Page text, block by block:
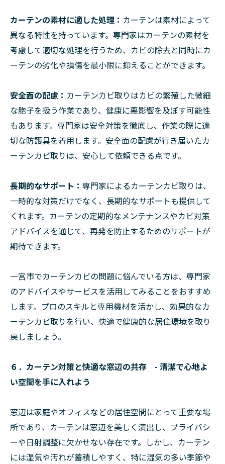
カーテンの素材に適した処理： カーテンは素材によって
異なる特性を持っています。専門家はカーテンの素材を
考慮して適切な処理を行うため、カビの除去と同時にカ
ーテンの劣化や損傷を最小限に抑えることができます。
安全面の配慮： カーテンカビ取りはカビの繁殖した微細
な胞子を扱う作業であり、健康に悪影響を及ぼす可能性
もあります。専門家は安全対策を徹底し、作業の際に適
切な防護具を着用します。安全面の配慮が行き届いたカ
ーテンカビ取りは、安心して依頼できる点です。
長期的なサポート： 専門家によるカーテンカビ取りは、
一時的な対策だけでなく、長期的なサポートも提供して
くれます。カーテンの定期的なメンテナンスやカビ対策
アドバイスを通じて、再発を防止するためのサポートが
期待できます。
一宮市でカーテンカビの問題に悩んでいる方は、専門家
のアドバイスやサービスを活用してみることをおすすめ
します。プロのスキルと専用機材を活かし、効果的なカ
ーテンカビ取りを行い、快適で健康的な居住環境を取り
戻しましょう。
６．カーテン対策と快適な窓辺の共存 - 清潔で心地よ
い空間を手に入れよう
窓辺は家庭やオフィスなどの居住空間にとって重要な場
所であり、カーテンは窓辺を美しく演出し、プライバシ
ーや日射調整に欠かせない存在です。しかし、カーテン
には湿気や汚れが蓄積しやすく、特に湿気の多い季節や